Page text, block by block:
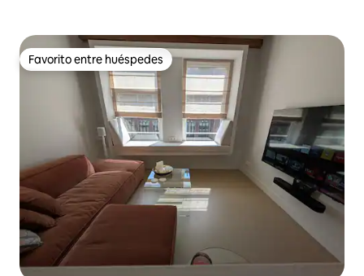
Favorito entre huéspedes
Favorito entre huéspedes